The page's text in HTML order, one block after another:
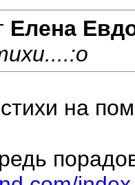
Елена
на